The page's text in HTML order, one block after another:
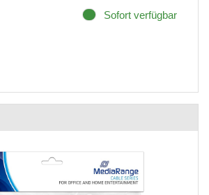
Sofort verfügbar